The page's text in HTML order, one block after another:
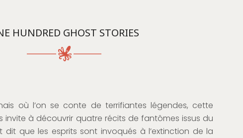
HUNDRED GHOST STORIES
où l’on se conte de terrifiantes légendes, cette
invite à découvrir quatre récits de fantômes issus du
dit que les esprits sont invoqués à l’extinction de la